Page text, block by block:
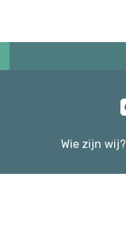
Wie zijn wij?